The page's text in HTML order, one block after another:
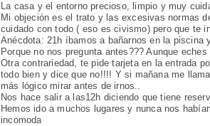
La casa y el entorno precioso, limpio y muy
Mi objeción es el trato y las excesivas normas
cuidado con todo ( eso es civismo) pero que te
Anécdota: 21h íbamos a bañarnos en la piscina
Porque no nos pregunta antes??? Aunque
Otra contrariedad, te pide tarjeta en la entrada
todo bien y dice que no!!!! Y si mañana me
más lógico mirar antes de irnos..
Nos hace salir a las12h diciendo que tiene
Hemos ido a muchos lugares y nunca nos
incomoda